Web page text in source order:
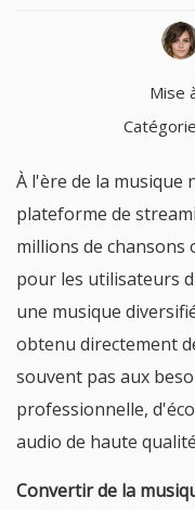
Mise
À l'ère de la musique
plateforme de
millions de
pour les utilisateurs
une musique
obtenu directement
souvent pas aux
professionnelle,
audio de haute
Convertir de la